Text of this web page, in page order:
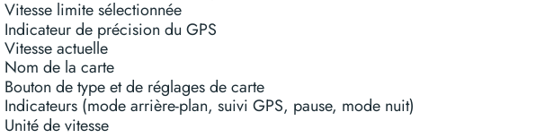
Vitesse limite sélectionnée
Indicateur de précision du GPS
Vitesse actuelle
Nom de la carte
Bouton de type et de réglages de carte
Indicateurs (mode arrière-plan, suivi GPS, pause, mode nuit)
Unité de vitesse